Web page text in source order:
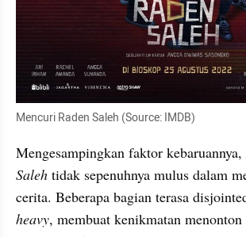
Mencuri Raden Saleh (Source: IMDB)
Mengesampingkan faktor kebaruannya,
Saleh tidak sepenuhnya mulus dalam
cerita. Beberapa bagian terasa
heavy, membuat kenikmatan menonton